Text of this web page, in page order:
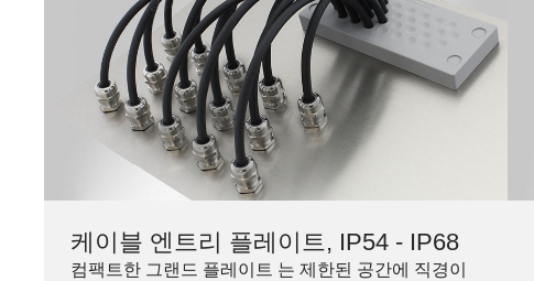
케이블 엔트리 플레이트, IP54 - IP68
컴팩트한 그랜드 플레이트 는 제한된 공간에 직경이